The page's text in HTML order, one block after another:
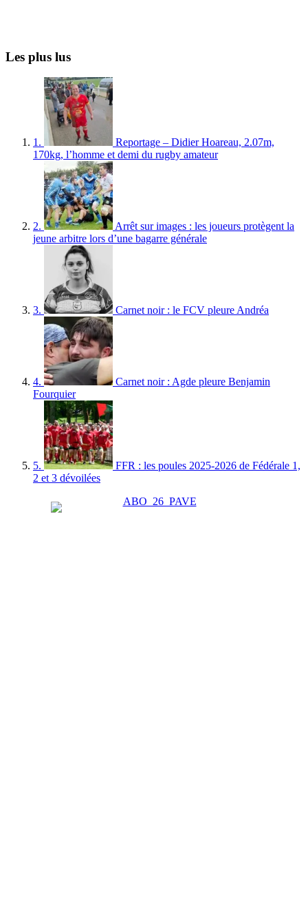
Les plus lus
1.
Reportage – Didier Hoareau, 2.07m,
170kg, l’homme et demi du rugby amateur
2.
Arrêt sur images : les joueurs protègent la
jeune arbitre lors d’une bagarre générale
3. Carnet noir : le FCV pleure Andréa
4.
Carnet noir : Agde pleure Benjamin
Fourquier
5.
FFR : les poules 2025-2026 de Fédérale 1,
2 et 3 dévoilées